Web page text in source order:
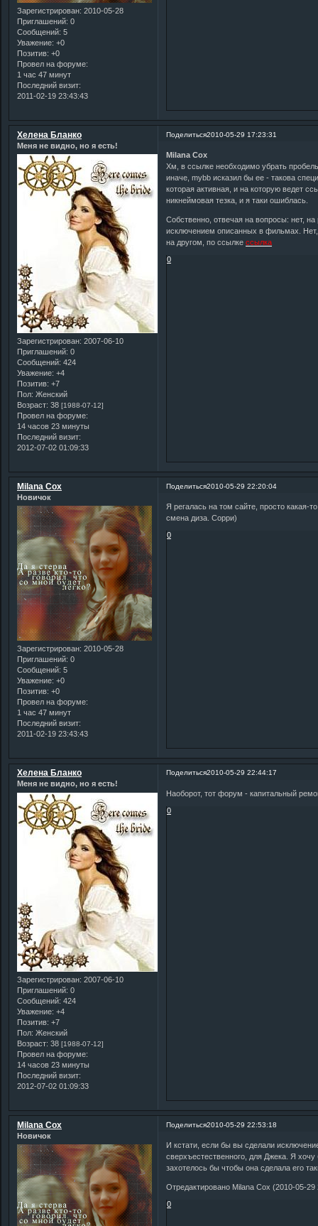
Зарегистрирован: 2010-05-28
Приглашений: 0
Сообщений: 5
Уважение: +0
Позитив: +0
Провел на форуме:
1 час 47 минут
Последний визит:
2011-02-19 23:43:43
Поделиться2010-05-29 17:23:31
Хелена Бланко
Меня не видно, но я есть!
Зарегистрирован: 2007-06-10
Приглашений: 0
Сообщений: 424
Уважение: +4
Позитив: +7
Пол: Женский
Возраст: 38 [1988-07-12]
Провел на форуме:
14 часов 23 минуты
Последний визит:
2012-07-02 01:09:33
Milana Cox
Хм, в ссылке необходимо убрать
иначе, mybb исказил бы ее - такова
которая активная, и на которую ведет
никнеймовая тезка, и я таки ошиблась.
Собственно, отвечая на вопросы: нет,
исключением описанных в фильмах. Нет,
на другом, по ссылкессылка
0
Поделиться2010-05-29 22:20:04
Milana Cox
Новичок
Зарегистрирован: 2010-05-28
Приглашений: 0
Сообщений: 5
Уважение: +0
Позитив: +0
Провел на форуме:
1 час 47 минут
Последний визит:
2011-02-19 23:43:43
Я регалась на том сайте, просто какая-
смена диза. Сорри)
0
Поделиться2010-05-29 22:44:17
Хелена Бланко
Меня не видно, но я есть!
Зарегистрирован: 2007-06-10
Приглашений: 0
Сообщений: 424
Уважение: +4
Позитив: +7
Пол: Женский
Возраст: 38 [1988-07-12]
Провел на форуме:
14 часов 23 минуты
Последний визит:
2012-07-02 01:09:33
Наоборот, тот форум - капитальный
0
Поделиться2010-05-29 22:53:18
Milana Cox
Новичок
И кстати, если бы вы сделали
сверхъестественного, для Джека. Я
захотелось бы чтобы она сделала его
Отредактировано Milana Cox (2010-05-29
0